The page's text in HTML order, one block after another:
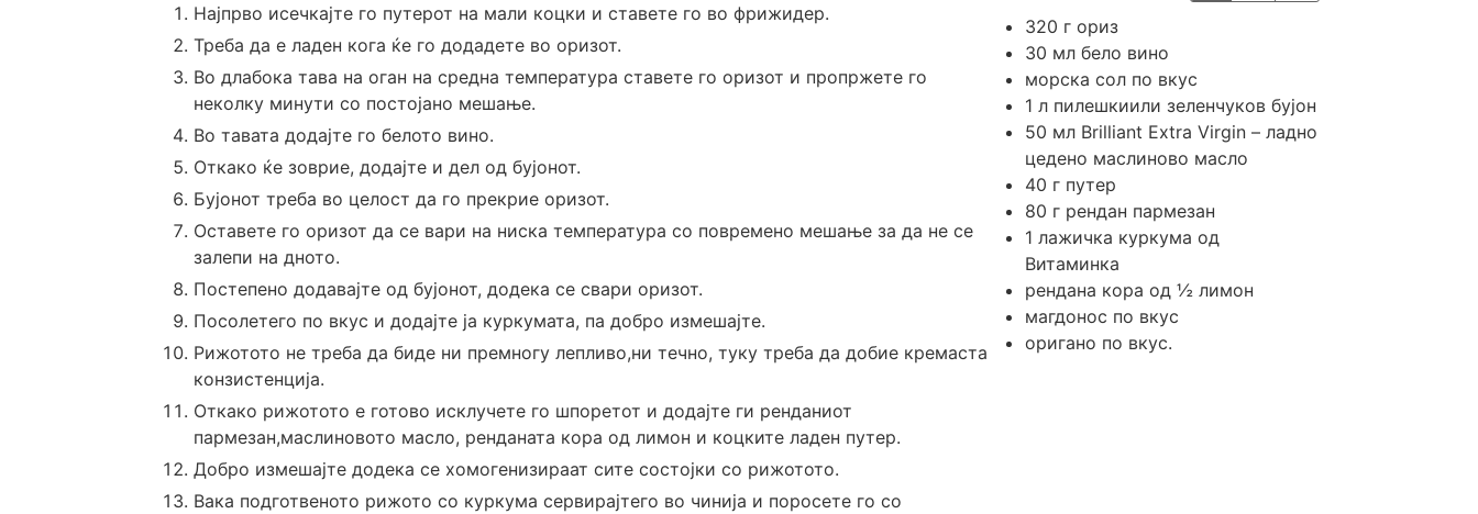
Најпрво исечкајте го путерот на мали коцки и ставете го во фрижидер.
Треба да е ладен кога ќе го додадете во оризот.
Во длабока тава на оган на средна температура ставете го оризот и пропржете го
неколку минути со постојано мешање.
Во тавата додајте го белото вино.
Откако ќе зоврие, додајте и дел од бујонот.
Бујонот треба во целост да го прекрие оризот.
Оставете го оризот да се вари на ниска температура со повремено мешање за да не се
залепи на дното.
Постепено додавајте од бујонот, додека се свари оризот.
Посолетего по вкус и додајте ја куркумата, па добро измешајте.
Рижотото не треба да биде ни премногу лепливо,ни течно, туку треба да добие кремаста
конзистенција.
Откако рижотото е готово исклучете го шпоретот и додајте ги ренданиот
пармезан,маслиновото масло, ренданата кора од лимон и коцките ладен путер.
Добро измешајте додека се хомогенизираат сите состојки со рижотото.
Вака подготвеното рижото со куркума сервирајтего во чинија и поросете го со
320 г ориз
30 мл бело вино
морска сол по вкус
1 л пилешкиили зеленчуков бујон
50 мл Brilliant Extra Virgin – ладно
цедено маслиново масло
40 г путер
80 г рендан пармезан
1 лажичка куркума од
Витаминка
рендана кора од ½ лимон
магдонос по вкус
оригано по вкус.